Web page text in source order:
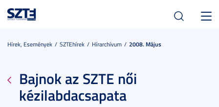
Hírek, Események SZTEhírek Hírarchívum 2008. Május
Bajnok az SZTE női
kézilabdacsapata